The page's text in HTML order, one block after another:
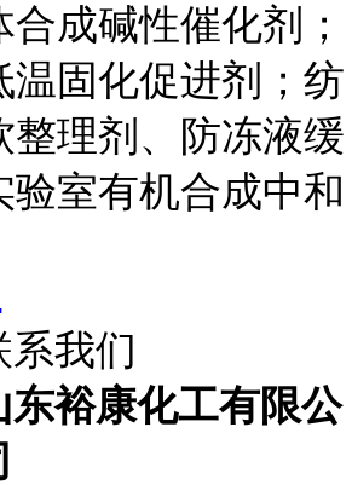
成碱性催化剂；
温固化促进剂；纺
整理剂、防冻液缓
验室有机合成中和
系我们
东裕康化工有限公